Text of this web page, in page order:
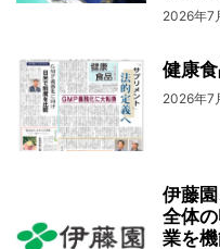
2026年7
健康
2026年7
伊藤
全体
業を